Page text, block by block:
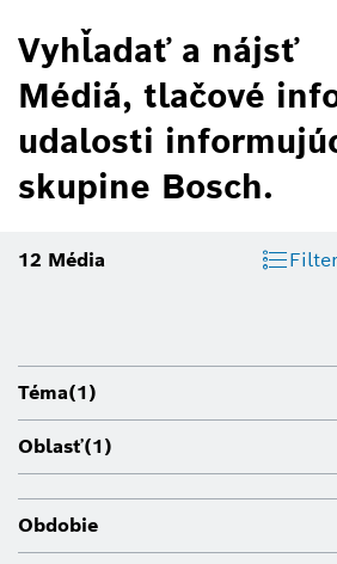
Vyhľadať a nájsť
Médiá, tlačové
udalosti
skupine Bosch.
12 Média
Téma(1)
Oblasť(1)
Obdobie